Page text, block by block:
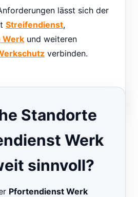
lässt sich der
Streifendienst,
und weiteren
verbinden.
Standorte
Werk
sinnvoll?
Pfortendienst Werk